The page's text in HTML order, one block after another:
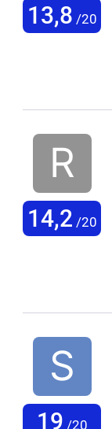
13,8 /20
14,2 /20
19 /20